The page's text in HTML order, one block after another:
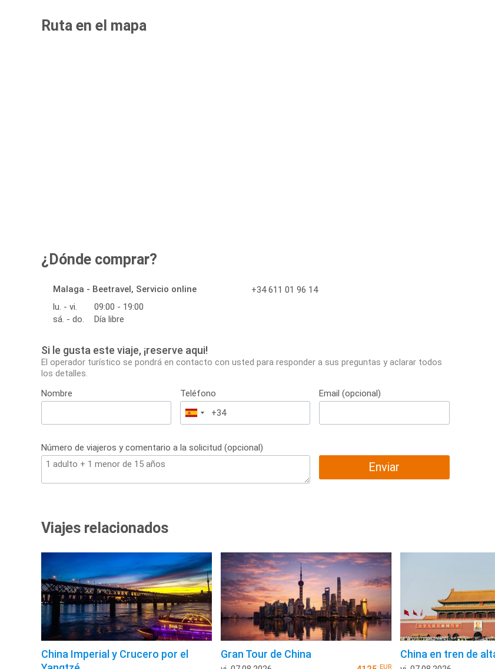
Ruta en el mapa
¿Dónde comprar?
Malaga - Beetravel, Servicio online
lu. - vi.
09:00 - 19:00
sá. - do.
Día libre
+34 611 01 96 14
Si le gusta este viaje, ¡reserve aqui!
El operador turístico se pondrá en contacto con usted para responder a sus preguntas y aclarar todos
los detalles.
Nombre
Teléfono
España
+34
Email (opcional)
Número de viajeros y comentario a la solicitud (opcional)
Enviar
Viajes relacionados
China Imperial y Crucero por el
Gran Tour de China
EUR
China en tren de